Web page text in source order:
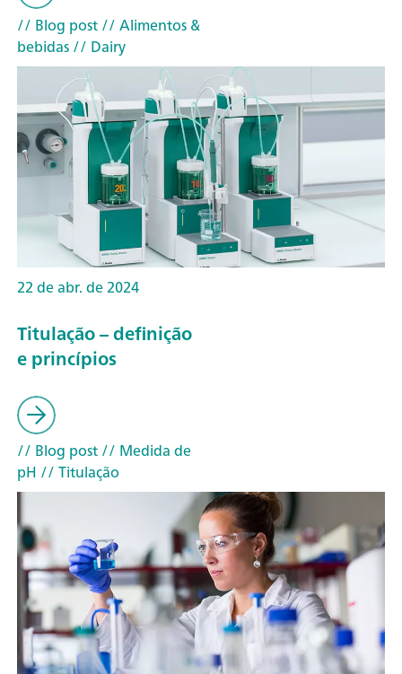
// Blog post// Alimentos &
bebidas// Dairy
22 de abr. de 2024
Titulação – definição
e princípios
// Blog post// Medida de
pH // Titulação